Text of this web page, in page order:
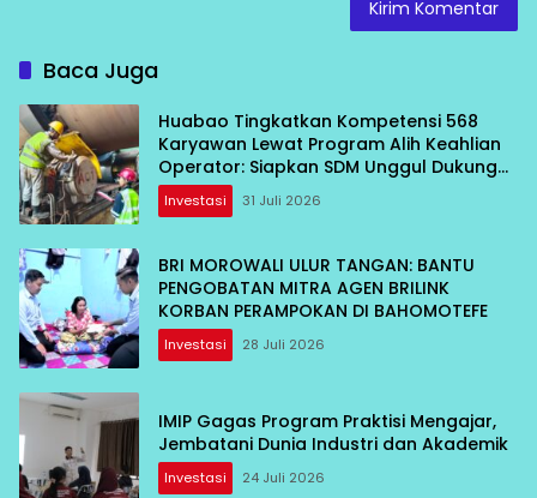
Baca Juga
Huabao Tingkatkan Kompetensi 568
Karyawan Lewat Program Alih Keahlian
Operator: Siapkan SDM Unggul Dukung
Pertumbuhan Perusahaan
Investasi 31 Juli 2026
BRI MOROWALI ULUR TANGAN: BANTU
PENGOBATAN MITRA AGEN BRILINK
KORBAN PERAMPOKAN DI BAHOMOTEFE
Investasi 28 Juli 2026
IMIP Gagas Program Praktisi Mengajar,
Jembatani Dunia Industri dan Akademik
Investasi 24 Juli 2026